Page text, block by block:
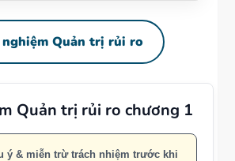
nghiệm Quản trị rủi ro
Quản trị rủi ro chương 1
ý & miễn trừ trách nhiệm trước khi